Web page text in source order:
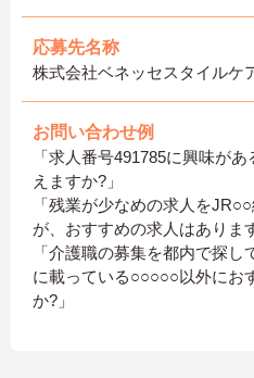
応募先名称
株式会社ベネッセスタイルケ
お問い合わせ例
「求人番号491785に興味が
えますか?」
「残業が少なめの求人を
が、おすすめの求人はありま
「介護職の募集を都内で探
に載っている○○○○○以外にお
か?」